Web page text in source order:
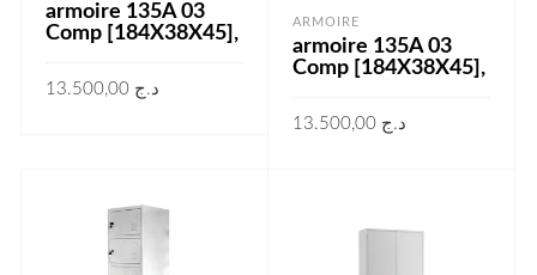
armoire 135A 03
Comp [184X38X45],
د.ج 13.500,00
ARMOIRE
armoire 135A 03
Comp [184X38X45],
د.ج